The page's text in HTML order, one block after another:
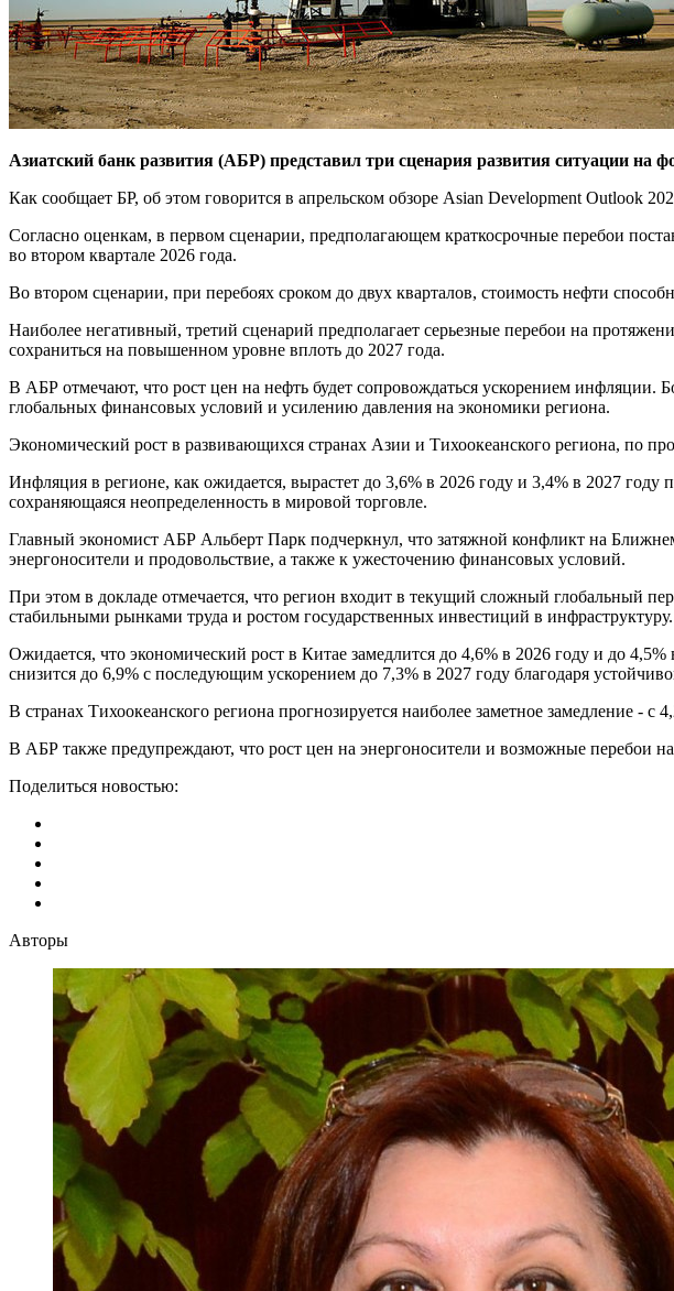
Азиатский банк развития (АБР) представил три сценария развития ситуации
Как сообщает БР, об этом говорится в апрельском обзоре Asian Development Outlook
Согласно оценкам, в первом сценарии, предполагающем краткосрочные перебои
во втором квартале 2026 года.
Во втором сценарии, при перебоях сроком до двух кварталов, стоимость нефти
Наиболее негативный, третий сценарий предполагает серьезные перебои на
сохраниться на повышенном уровне вплоть до 2027 года.
В АБР отмечают, что рост цен на нефть будет сопровождаться ускорением инфляции.
глобальных финансовых условий и усилению давления на экономики региона.
Экономический рост в развивающихся странах Азии и Тихоокеанского региона, по
Инфляция в регионе, как ожидается, вырастет до 3,6% в 2026 году и 3,4% в 2027
сохраняющаяся неопределенность в мировой торговле.
Главный экономист АБР Альберт Парк подчеркнул, что затяжной конфликт на
энергоносители и продовольствие, а также к ужесточению финансовых условий.
При этом в докладе отмечается, что регион входит в текущий сложный глобальный
стабильными рынками труда и ростом государственных инвестиций в инфраструктуру.
Ожидается, что экономический рост в Китае замедлится до 4,6% в 2026 году и до
снизится до 6,9% с последующим ускорением до 7,3% в 2027 году благодаря
В странах Тихоокеанского региона прогнозируется наиболее заметное замедление - с
В АБР также предупреждают, что рост цен на энергоносители и возможные перебои
Поделиться новостью:
Авторы